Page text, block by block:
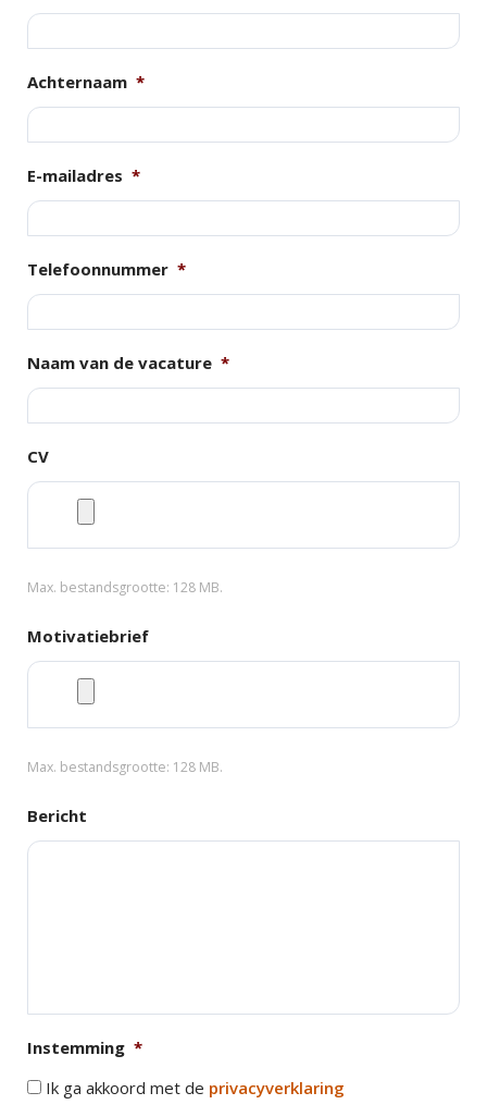
Achternaam *
E-mailadres *
Telefoonnummer *
Naam van de vacature *
CV
Max. bestandsgrootte: 128 MB.
Motivatiebrief
Max. bestandsgrootte: 128 MB.
Bericht
Instemming *
Ik ga akkoord met de privacyverklaring